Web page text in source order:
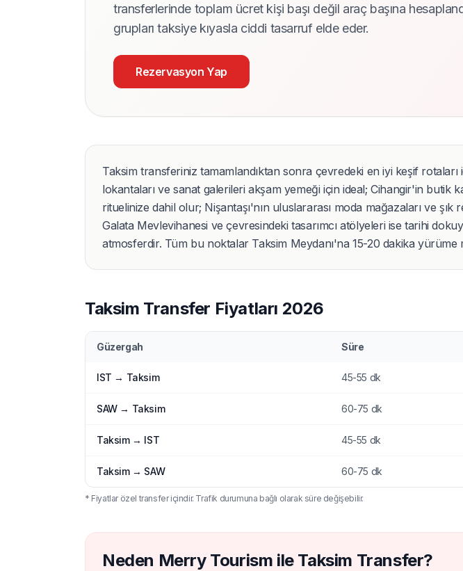
transferlerinde toplam ücret kişi başı değil araç başına
grupları taksiye kıyasla ciddi tasarruf elde eder.
Rezervasyon Yap
Taksim transferiniz tamamlandıktan sonra çevredeki en iyi keşif rotaları
lokantaları ve sanat galerileri akşam yemeği için ideal; Cihangir'in butik
rituelinize dahil olur; Nişantaşı'nın uluslararası moda mağazaları ve
Galata Mevlevihanesi ve çevresindeki tasarımcı atölyeleri ise tarihi
atmosferdir. Tüm bu noktalar Taksim Meydanı'na 15-20 dakika yürüme
Taksim Transfer Fiyatları 2026
Güzergah Süre
IST → Taksim 45-55 dk
SAW → Taksim 60-75 dk
Taksim → IST 45-55 dk
Taksim → SAW 60-75 dk
* Fiyatlar özel transfer içindir. Trafik durumuna bağlı olarak süre değişebilir.
Neden Merry Tourism ile Taksim Transfer?